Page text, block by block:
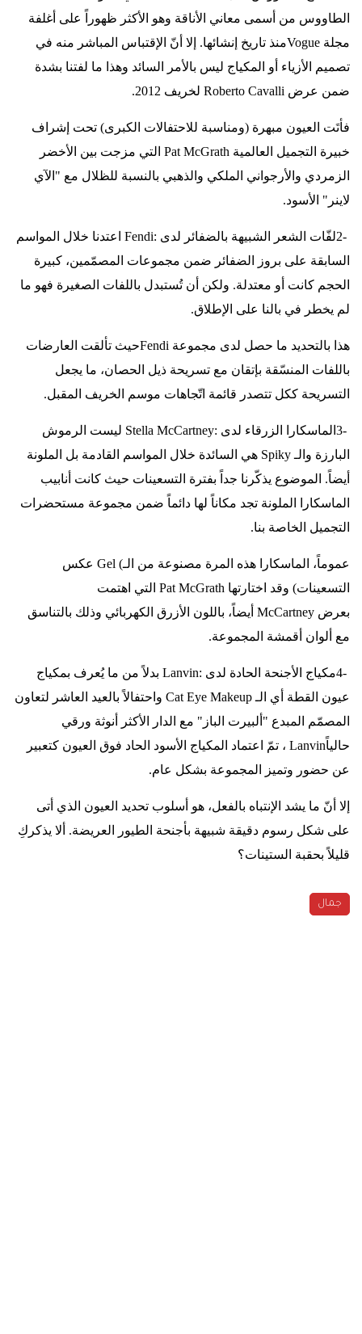
الطاووس من أسمى معاني الأناقة وهو الأكثر ظهوراً على أغلفة
مجلة Vogueمنذ تاريخ إنشائها. إلا أنّ الإقتباس المباشر منه في
تصميم الأزياء أو المكياج ليس بالأمر السائد وهذا ما لفتنا بشدة
ضمن عرض Roberto Cavalli لخريف 2012 .
فأتَت العيون مبهرة (ومناسبة للاحتفالات الكبرى) تحت إشراف
خبيرة التجميل العالمية Pat McGrath التي مزجت بين الأخضر
الزمردي والأرجواني الملكي والذهبي بالنسبة للظلال مع "الآي
لاينر" الأسود.
2-لفّات الشعر الشبيهة بالضفائر لدى Fendi: اعتدنا خلال المواسم
السابقة على بروز الضفائر ضمن مجموعات المصمّمين، كبيرة
الحجم كانت أو معتدلة. ولكن أن تُستبدل باللفات الصغيرة فهو ما
لم يخطر في بالنا على الإطلاق.
هذا بالتحديد ما حصل لدى مجموعة Fendiحيث تألقت العارضات
باللفات المنسّقة بإتقان مع تسريحة ذيل الحصان، ما يجعل
التسريحة ككل تتصدر قائمة اتّجاهات موسم الخريف المقبل.
3- الماسكارا الزرقاء لدى Stella McCartney: ليست الرموش
البارزة والـ Spiky هي السائدة خلال المواسم القادمة بل الملونة
أيضاً. الموضوع يذكّرنا جداً بفترة التسعينات حيث كانت أنابيب
الماسكارا الملونة تجد مكاناً لها دائماً ضمن مجموعة مستحضرات
التجميل الخاصة بنا.
عموماً، الماسكارا هذه المرة مصنوعة من الـGel ( عكس
التسعينات) وقد اختارتها Pat McGrath التي اهتمت
بعرض McCartney أيضاً، باللون الأزرق الكهربائي وذلك بالتناسق
مع ألوان أقمشة المجموعة.
4-مكياج الأجنحة الحادة لدى Lanvin: بدلاً من ما يُعرف بمكياج
عيون القطة أي الـ Cat Eye Makeup واحتفالاً بالعيد العاشر لتعاون
المصمّم المبدع "ألبيرت الباز" مع الدار الأكثر أنوثة ورقي
حالياًLanvin ، تمّ اعتماد المكياج الأسود الحاد فوق العيون كتعبير
عن حضور وتميز المجموعة بشكل عام.
إلا أنّ ما يشد الإنتباه بالفعل، هو أسلوب تحديد العيون الذي أتى
على شكل رسوم دقيقة شبيهة بأجنحة الطيور العريضة. ألا يذكركِ
قليلاً بحقبة الستينات؟
جمال